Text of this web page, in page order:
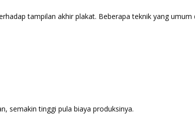
tampilan akhir plakat. Beberapa teknik yang umum
semakin tinggi pula biaya produksinya.